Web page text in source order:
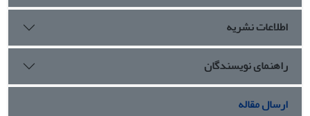
اطلاعات نشریه
راهنمای نویسندگان
ارسال مقاله